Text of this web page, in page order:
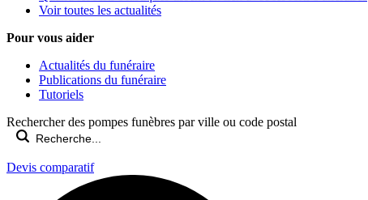
Voir toutes les actualités
Pour vous aider
Actualités du funéraire
Publications du funéraire
Tutoriels
Rechercher des pompes funèbres par ville ou code postal
Devis comparatif